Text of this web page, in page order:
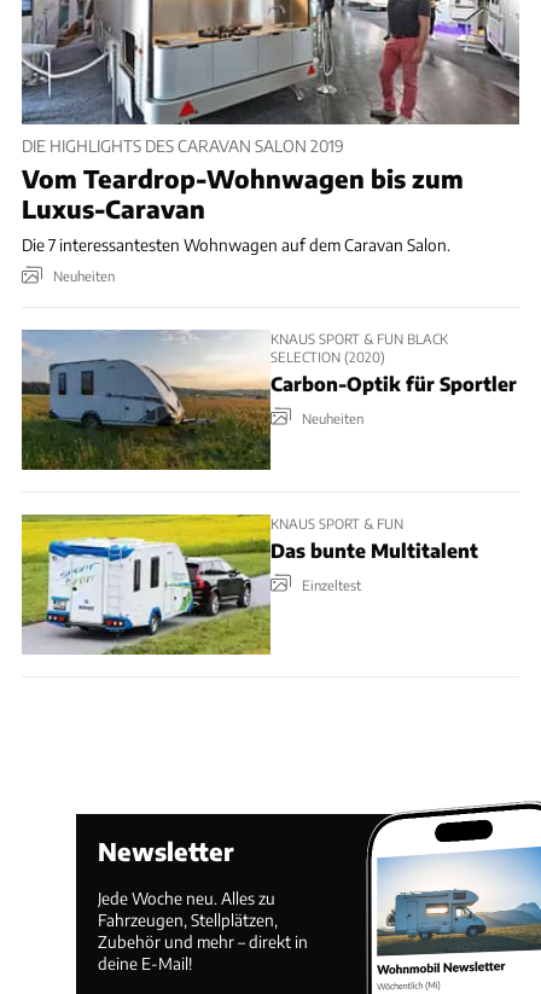
DIE HIGHLIGHTS DES CARAVAN SALON 2019
Vom Teardrop-Wohnwagen bis zum
Luxus-Caravan
Die 7 interessantesten Wohnwagen auf dem Caravan Salon.
Neuheiten
KNAUS SPORT & FUN BLACK
SELECTION (2020)
Carbon-Optik für Sportler
Neuheiten
KNAUS SPORT & FUN
Das bunte Multitalent
Einzeltest
Newsletter
Jede Woche neu. Alles zu
Fahrzeugen, Stellplätzen,
Zubehör und mehr – direkt in
deine E-Mail!